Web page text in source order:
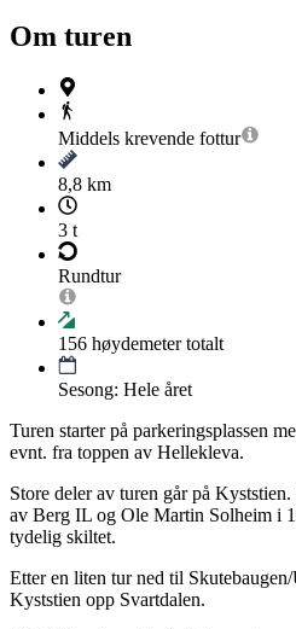
Om turen
Middels krevende fottur
8,8 km
3 t
Rundtur
156 høydemeter totalt
Sesong: Hele året
Turen starter på parkeringsplassen
evnt. fra toppen av Hellekleva.
Store deler av turen går på
av Berg IL og Ole Martin Solheim i
tydelig skiltet.
Etter en liten tur ned til
Kyststien opp Svartdalen.